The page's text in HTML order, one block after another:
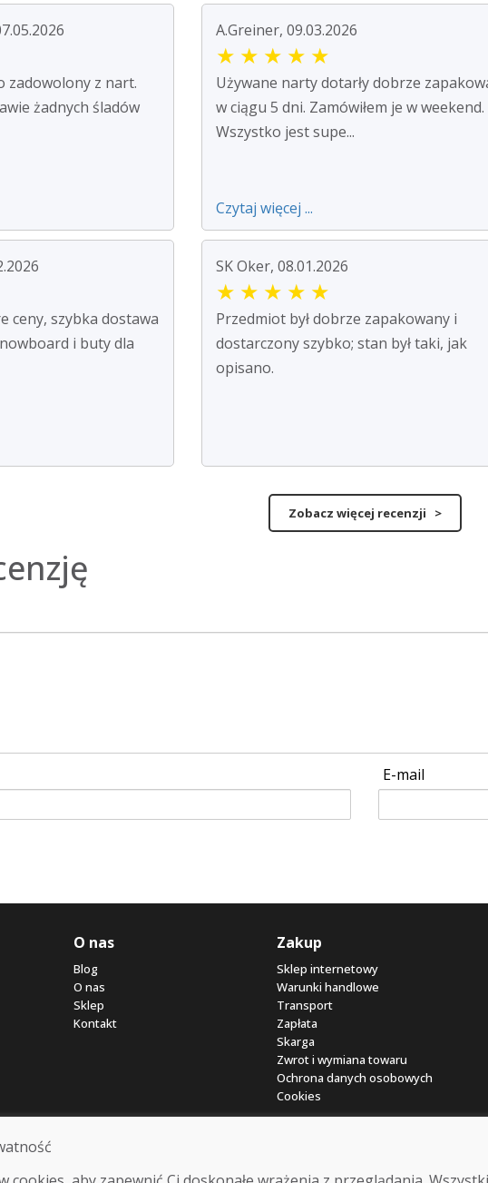
zadowolony z nart.
żadnych śladów
A.Greiner, 09.03.2026
★ ★ ★ ★ ★
Używane narty dotarły dobrze
w ciągu 5 dni. Zamówiłem je w weekend.
Wszystko jest supe...
Czytaj więcej ...
ceny, szybka dostawa
i buty dla
SK Oker, 08.01.2026
★ ★ ★ ★ ★
Przedmiot był dobrze zapakowany i
dostarczony szybko; stan był taki, jak
opisano.
Zobacz więcej recenzji >
E-mail
O nas
Blog
O nas
Sklep
Kontakt
Zakup
Sklep internetowy
Warunki handlowe
Transport
Zapłata
Skarga
Zwrot i wymiana towaru
Ochrona danych osobowych
Cookies